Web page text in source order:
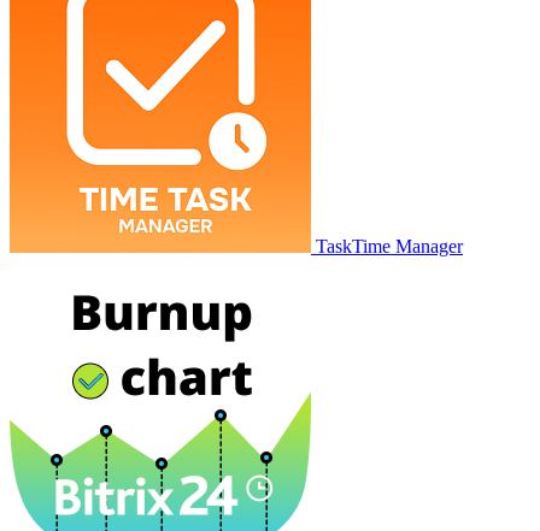
TaskTime Manager